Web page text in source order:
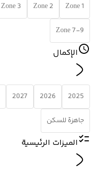
Zone 1
Zone 2
Zone 3
Zone 7-9
الإكمال
2025
2026
2027
جاهزة للسكن
الميزات الرئيسية